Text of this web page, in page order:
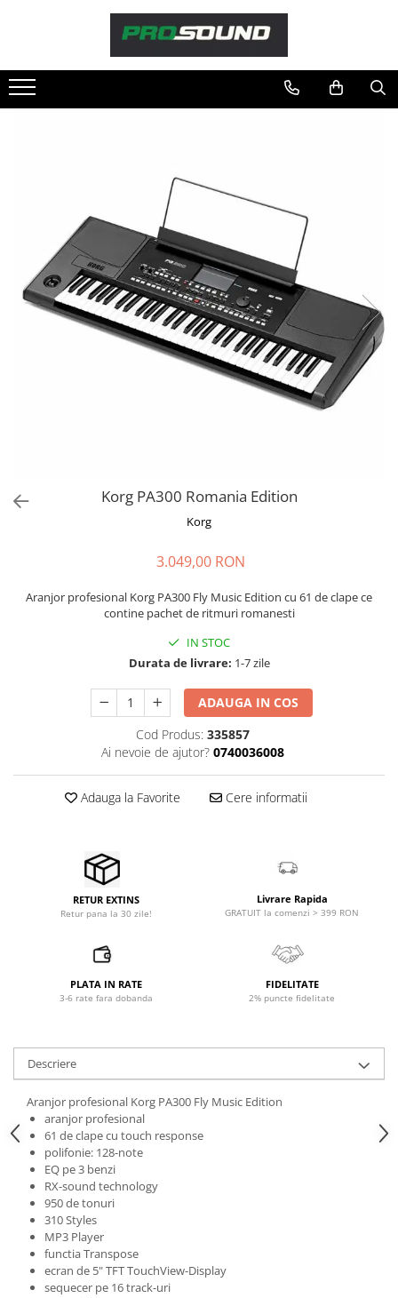
Sonorizare / PA
Stabilizatoare de tensiune UPS si
Unelte Audio
Microfoane
Accesorii de microfoane
Capsule de microfon
Case-uri de microfoane
Microfoane de broadcast
Microfoane lavaliera si headset
Microfoane pt instalatii si
Microfoane wireless si sisteme
Studio si inregistrari
Accesorii de microfoane
Accesorii de rack
Controllere MIDI - USB DAW
Controllere monitoare de studio
Convertoare AD/DA
Interfete audio
Interfete MIDI si Cabluri Midi-USB
Microfoane de studio
Preamplificatoare
Protectii antifonice pentru urechi
Rack studio
Recordere de studio
Recordere portabile
Sintetizatoare
Standuri si stative de monitoare
Subwoofere de studio
Tratament acustic
Lumini si efecte
Accesorii pentru lumini
Korg PA300 Romania Edition
Korg
3.049,00 RON
Aranjor profesional Korg PA300 Fly Music Edition cu 61 de clape ce
contine pachet de ritmuri romanesti
IN STOC
Durata de livrare: 1-7 zile
ADAUGA IN COS
Cod Produs: 335857
Ai nevoie de ajutor? 0740036008
Adauga la Favorite Cere informatii
RETUR EXTINS
Retur pana la 30 zile!
Livrare Rapida
GRATUIT la comenzi > 399 RON
PLATA IN RATE
3-6 rate fara dobanda
FIDELITATE
2% puncte fidelitate
Descriere
Aranjor profesional Korg PA300 Fly Music Edition
aranjor profesional
61 de clape cu touch response
polifonie: 128-note
EQ pe 3 benzi
RX-sound technology
950 de tonuri
310 Styles
MP3 Player
functia Transpose
ecran de 5" TFT TouchView-Display
sequecer pe 16 track-uri